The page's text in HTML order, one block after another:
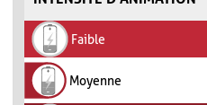
Faible
Moyenne